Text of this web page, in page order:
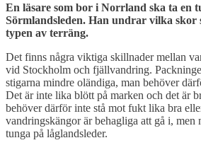
En läsare som bor i Norrland ska ta en
Sörmlandsleden. Han undrar vilka skor
typen av terräng.
Det finns några viktiga skillnader mellan
vid Stockholm och fjällvandring.
stigarna mindre oländiga, man behöver
Det är inte lika blött på marken och det är
behöver därför inte stå mot fukt lika bra
vandringskängor är behagliga att gå i, men
tunga på låglandsleder.